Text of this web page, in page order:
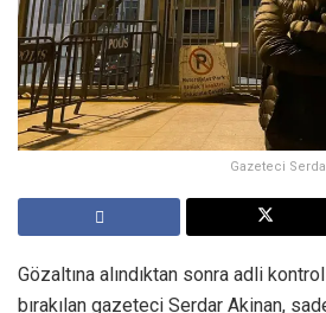
Gazeteci
Gözaltına alındıktan sonra adli
bırakılan gazeteci Serdar Akinan,